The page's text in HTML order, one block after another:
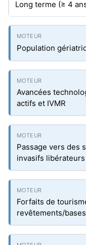
Long terme (≥ 4
Population
Avancées
actifs et IVMR
Passage vers des
invasifs
Forfaits de
revêtements/